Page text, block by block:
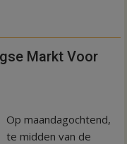
Markt Voor
Op maandagochtend,
te midden van de